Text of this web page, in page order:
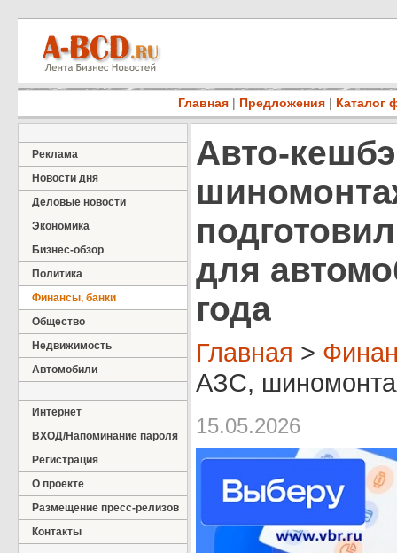
Главная | Предложения | Каталог
Реклама
Новости дня
Деловые новости
Экономика
Бизнес-обзор
Политика
Финансы, банки
Общество
Недвижимость
Автомобили
Интернет
ВХОД/Напоминание пароля
Регистрация
О проекте
Размещение пресс-релизов
Контакты
Авто-
для
года
Главная >
АЗС,
15.05.2026